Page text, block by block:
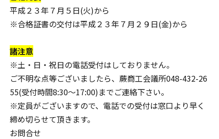
平成２３年７月５日(火)から
※合格証書の交付は平成２３年７月２９日(金)から
諸注意
※土・日・祝日の電話受付はしておりません。
ご不明な点等ございましたら、蕨商工会議所048-432-26
55(受付時間8:30～17:00)までご連絡下さい。
※定員がございますので、電話での受付は窓口より早く
締め切らせて頂きます。
お問合せ